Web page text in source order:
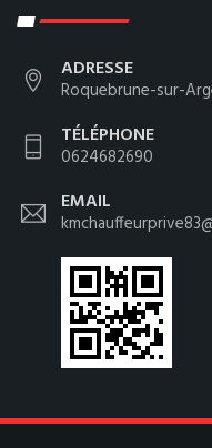
ADRESSE
Roquebrune-sur-
TÉLÉPHONE
0624682690
EMAIL